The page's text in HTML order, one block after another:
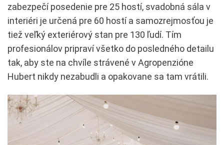
zabezpečí posedenie pre 25 hostí, svadobná sála v
interiéri je určená pre 60 hostí a samozrejmosťou je
tiež veľký exteriérový stan pre 130 ľudí. Tím
profesionálov pripraví všetko do posledného detailu
tak, aby ste na chvíle strávené v Agropenzióne
Hubert nikdy nezabudli a opakovane sa tam vrátili.